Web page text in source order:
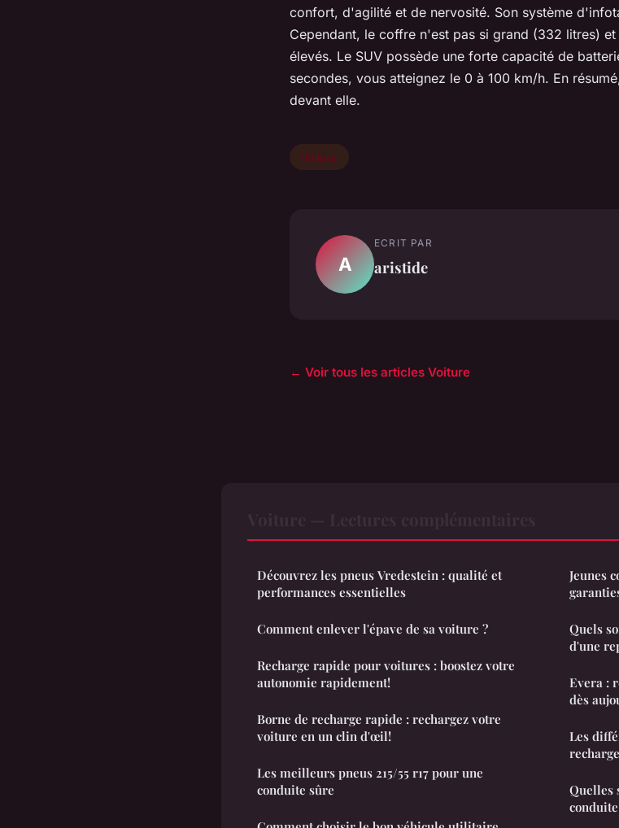
confort, d'agilité et de nervosité. Son système
Cependant, le coffre n'est pas si grand (332 litres)
élevés. Le SUV possède une forte capacité de
secondes, vous atteignez le 0 à 100 km/h. En
devant elle.
Voiture
A
ECRIT PAR
aristide
← Voir tous les articles Voiture
Découvrez les pneus Vredestein : qualité et
performances essentielles
Comment enlever l'épave de sa voiture ?
Recharge rapide pour voitures : boostez votre
autonomie rapidement!
Borne de recharge rapide : rechargez votre
voiture en un clin d'œil!
Les meilleurs pneus 215/55 r17 pour une
conduite sûre
Jeunes
Quels
d'une
Evera :
dès
Les
Quelles